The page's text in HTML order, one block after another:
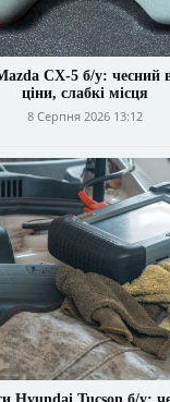
CX-5 б/у: чесний
ціни, слабкі місця
8 Серпня 2026 13:12